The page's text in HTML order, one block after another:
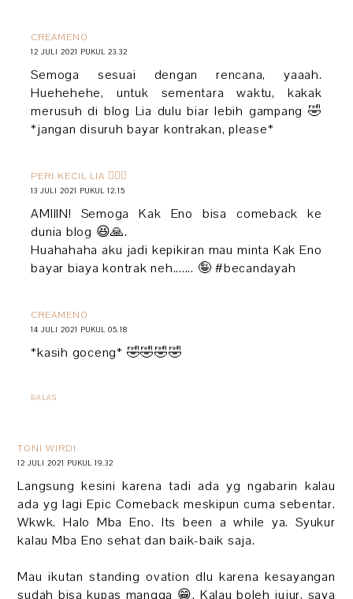
CREAMENO
12 JULI 2021 PUKUL 23.32
Semoga sesuai dengan rencana, yaaah.
Huehehehe, untuk sementara waktu, kakak
merusuh di blog Lia dulu biar lebih gampang 🤣
*jangan disuruh bayar kontrakan, please*
PERI KECIL LIA 🧚🏻‍♀️
13 JULI 2021 PUKUL 12.15
AMIIIN! Semoga Kak Eno bisa comeback ke
dunia blog 😆🙏.
Huahahaha aku jadi kepikiran mau minta Kak Eno
bayar biaya kontrak neh....... 🤪 #becandayah
CREAMENO
14 JULI 2021 PUKUL 05.18
*kasih goceng* 🤣🤣🤣🤣
BALAS
TONI WIRDI
12 JULI 2021 PUKUL 19.32
Langsung kesini karena tadi ada yg ngabarin kalau
ada yg lagi Epic Comeback meskipun cuma sebentar.
Wkwk. Halo Mba Eno. Its been a while ya. Syukur
kalau Mba Eno sehat dan baik-baik saja.
Mau ikutan standing ovation dlu karena kesayangan
sudah bisa kupas mangga 😁. Kalau boleh jujur, saya